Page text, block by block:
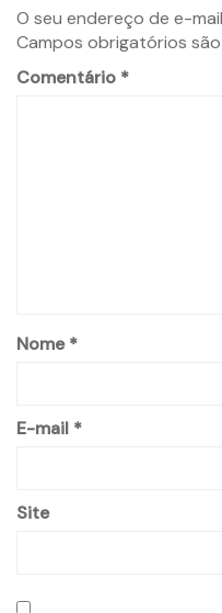
O seu endereço de e-
Campos obrigatórios
Comentário *
Nome*
E-mail *
Site